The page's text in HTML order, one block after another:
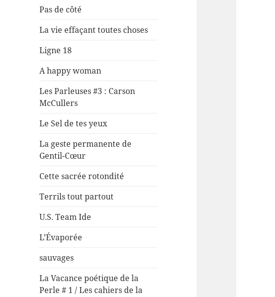
Pas de côté
La vie effaçant toutes choses
Ligne 18
A happy woman
Les Parleuses #3 : Carson
McCullers
Le Sel de tes yeux
La geste permanente de
Gentil-Cœur
Cette sacrée rotondité
Terrils tout partout
U.S. Team Ide
L’Évaporée
sauvages
La Vacance poétique de la
Perle # 1 / Les cahiers de la